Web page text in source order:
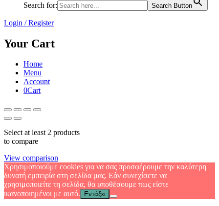
Search for: Search Button
Login / Register
Your Cart
Home
Menu
Account
0Cart
Select at least 2 products
to compare
View comparison
Χρησιμοποιούμε cookies για να σας προσφέρουμε την καλύτερη
δυνατή εμπειρία στη σελίδα μας. Εάν συνεχίσετε να
χρησιμοποιείτε τη σελίδα, θα υποθέσουμε πως είστε
ικανοποιημένοι με αυτό.
Εντάξει